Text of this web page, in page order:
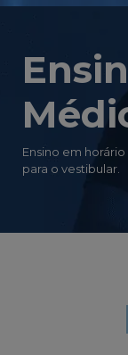
Ensino em
para o vestibular.